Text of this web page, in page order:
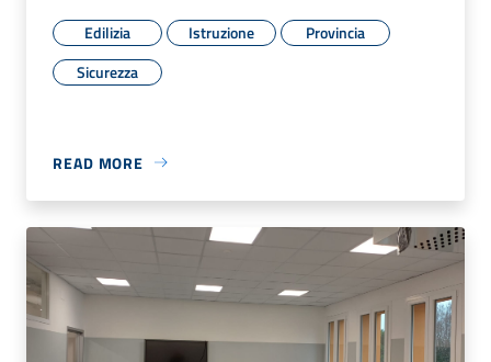
Edilizia Istruzione
Provincia
Sicurezza
READ MORE